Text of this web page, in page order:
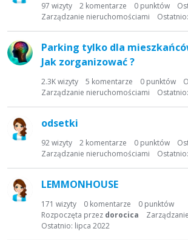
a
d
y
s
97 wizyty 2 komentarze 0 punktów
Ostatnio:
Zarządzanie nieruchomościami
Parking tylko dla
Jak zorganizować ?
2.3Kwizyty 5 komentarze 0 punktów
Ostatnio:
Zarządzanie nieruchomościami
odsetki
92wizyty 2 komentarze 0 punktów
Ostatnio:
Zarządzanie nieruchomościami
LEMMONHOUSE
171 wizyty 0 komentarze 0 punktów
Rozpoczęta przez dorocica
Ostatnio: lipca 2022